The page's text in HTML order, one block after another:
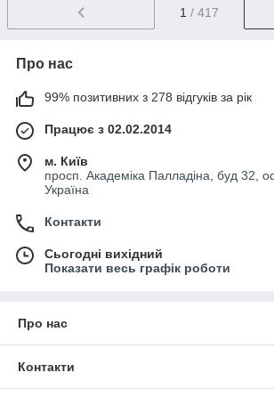
1 / 417
Про нас
99% позитивних з 278 відгуків за рік
Працює з 02.02.2014
м. Київ
просп. Академіка Палладіна, буд 32,
Україна
Контакти
Сьогодні вихідний
Показати весь графік роботи
Про нас
Контакти